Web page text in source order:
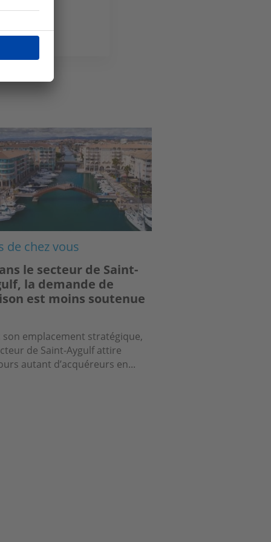
de chez vous
le secteur de Saint-
la demande de
est moins soutenue
son emplacement stratégique,
de Saint-Aygulf attire
autant d’acquéreurs en...